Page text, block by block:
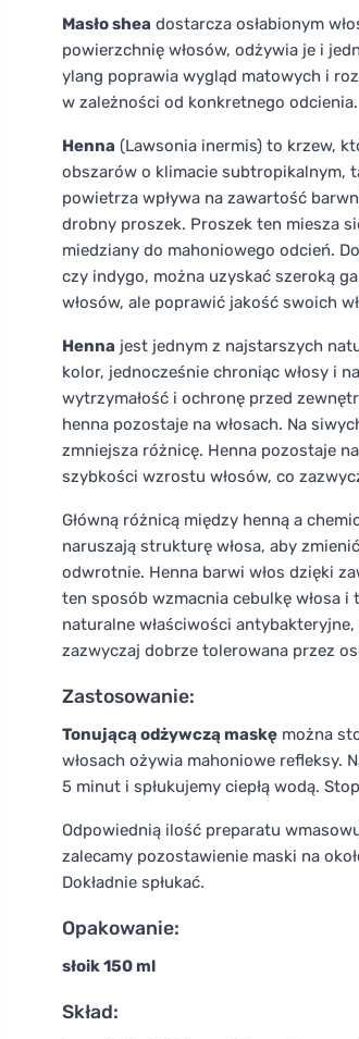
Masło shea dostarcza osłabionym
powierzchnię włosów, odżywia je i
ylang poprawia wygląd matowych i
w zależności od konkretnego odcienia.
Henna (Lawsonia inermis) to krzew,
obszarów o klimacie subtropikalnym,
powietrza wpływa na zawartość
drobny proszek. Proszek ten miesza
miedziany do mahoniowego odcień.
czy indygo, można uzyskać szeroką
włosów, ale poprawić jakość swoich
Henna jest jednym z najstarszych
kolor, jednocześnie chroniąc włosy i
wytrzymałość i ochronę przed
henna pozostaje na włosach. Na
zmniejsza różnicę. Henna pozostaje
szybkości wzrostu włosów, co
Główną różnicą między henną a
naruszają strukturę włosa, aby
odwrotnie. Henna barwi włos dzięki
ten sposób wzmacnia cebulkę włosa
naturalne właściwości
zazwyczaj dobrze tolerowana przez
Zastosowanie:
Tonującą odżywczą maskę można
włosach ożywia mahoniowe refleksy.
5 minut i spłukujemy ciepłą wodą.
Odpowiednią ilość preparatu
zalecamy pozostawienie maski na
Dokładnie spłukać.
Opakowanie:
słoik 150 ml
Skład: